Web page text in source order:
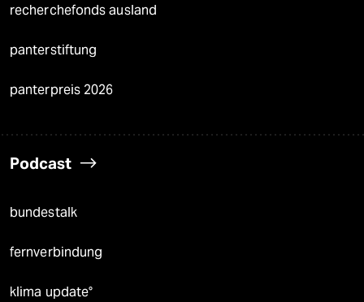
recherchefonds ausland
panterstiftung
panterpreis 2026
Podcast
bundestalk
fernverbindung
klima update°